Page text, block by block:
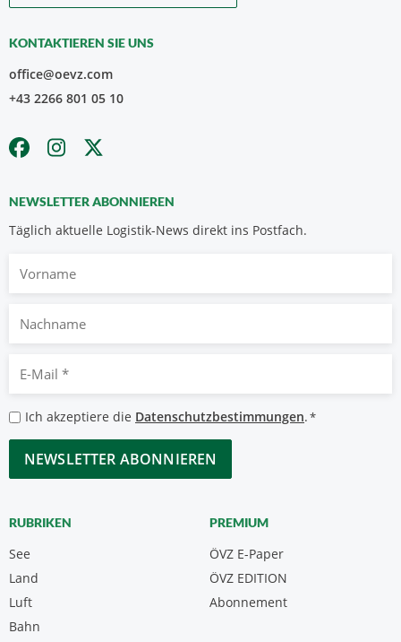
KONTAKTIEREN SIE UNS
office@oevz.com
+43 2266 801 05 10
NEWSLETTER ABONNIEREN
Täglich aktuelle Logistik-News direkt ins Postfach.
Nachname
Mail
*
Datenschutzbestimmungen
*
Ich akzeptiere die Datenschutzbestimmungen.*
CAPTCHA
RUBRIKEN
See
Land
Luft
Bahn
PREMIUM
ÖVZ E-Paper
Abonnement
ÖVZ EDITION